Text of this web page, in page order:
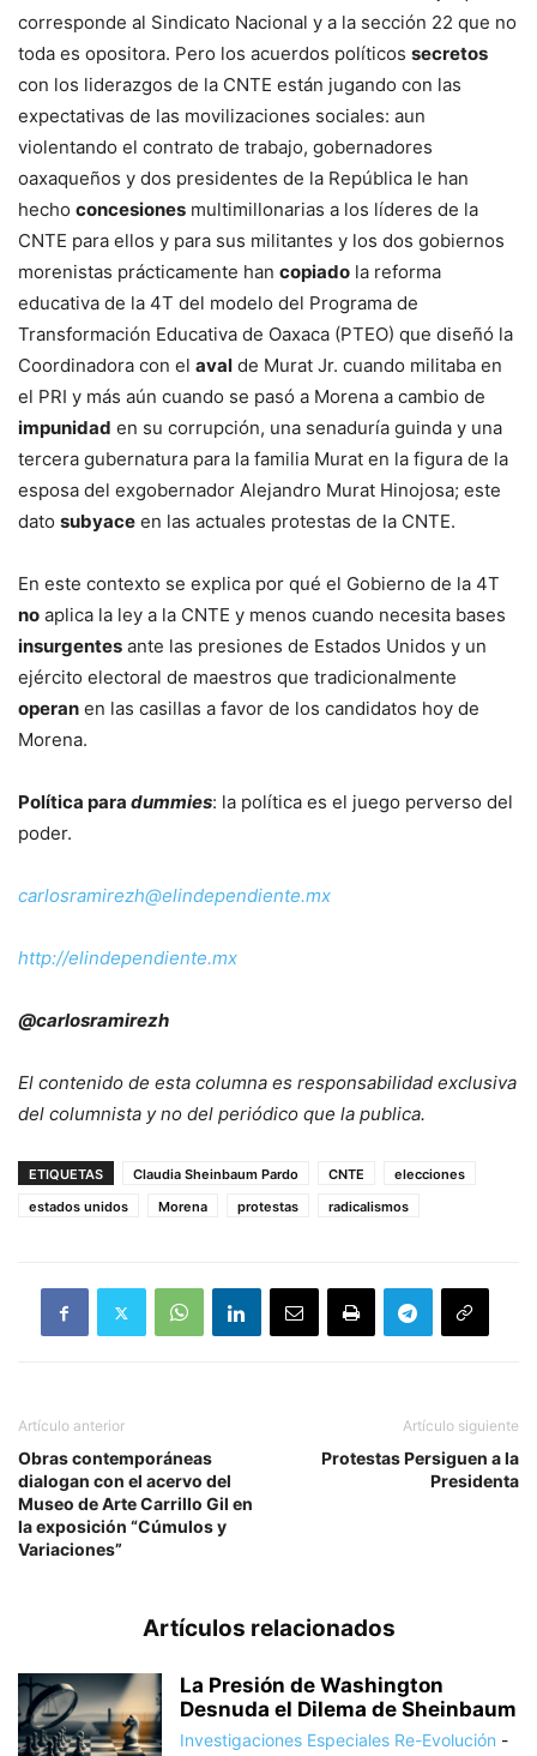
corresponde al Sindicato Nacional y a la sección 22 que no
toda es opositora. Pero los acuerdos políticos secretos
con los liderazgos de la CNTE están jugando con las
expectativas de las movilizaciones sociales: aun
violentando el contrato de trabajo, gobernadores
oaxaqueños y dos presidentes de la República le han
hecho concesiones multimillonarias a los líderes de la
CNTE para ellos y para sus militantes y los dos gobiernos
morenistas prácticamente han copiado la reforma
educativa de la 4T del modelo del Programa de
Transformación Educativa de Oaxaca (PTEO) que diseñó la
Coordinadora con el aval de Murat Jr. cuando militaba en
el PRI y más aún cuando se pasó a Morena a cambio de
impunidad en su corrupción, una senaduría guinda y una
tercera gubernatura para la familia Murat en la figura de la
esposa del exgobernador Alejandro Murat Hinojosa; este
dato subyace en las actuales protestas de la CNTE.
En este contexto se explica por qué el Gobierno de la 4T
no aplica la ley a la CNTE y menos cuando necesita bases
insurgentes ante las presiones de Estados Unidos y un
ejército electoral de maestros que tradicionalmente
operan en las casillas a favor de los candidatos hoy de
Morena.
Política para dummies: la política es el juego perverso del
poder.
carlosramirezh@elindependiente.mx
http://elindependiente.mx
@carlosramirezh
El contenido de esta columna es responsabilidad exclusiva
del columnista y no del periódico que la publica.
ETIQUETAS Claudia Sheinbaum Pardo CNTE
elecciones
estados unidos
Morena protestas radicalismos
Artículo anterior
Obras contemporáneas
dialogan con el acervo del
Museo de Arte Carrillo Gil en
la exposición “Cúmulos y
Variaciones”
Artículo siguiente
Protestas Persiguen a la
Presidenta
Artículos relacionados
La Presión de Washington
Desnuda el Dilema de Sheinbaum
Investigaciones Especiales Re-Evolución -